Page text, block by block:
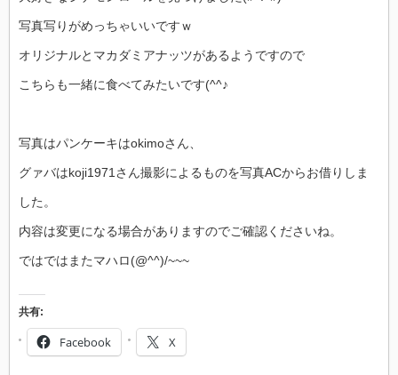
写真写りがめっちゃいいですｗ
オリジナルとマカダミアナッツがあるようですので
こちらも一緒に食べてみたいです(^^♪
写真はパンケーキはokimoさん、
グァバはkoji1971さん撮影によるものを写真ACからお借りしま
した。
内容は変更になる場合がありますのでご確認くださいね。
ではではまたマハロ(@^^)/~~~
共有:
Facebook X